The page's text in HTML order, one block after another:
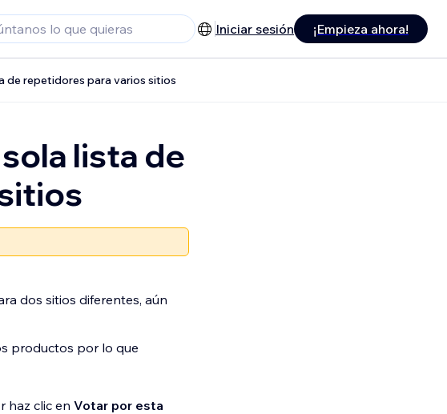
Iniciar sesión ¡Empieza ahora!
de repetidores para varios sitios
lista de
dos sitios diferentes, aún
productos por lo que
haz clic en Votar por esta